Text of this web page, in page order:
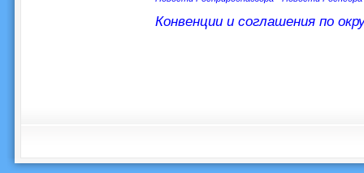
Конвенции и соглашения по